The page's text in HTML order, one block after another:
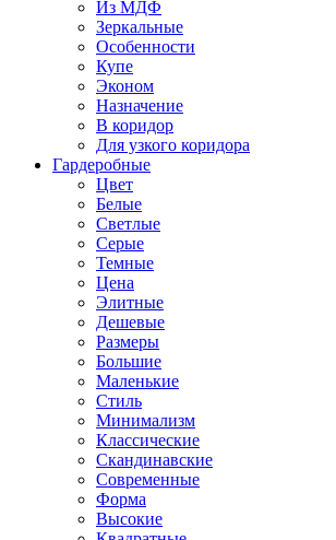
Из МДФ
Зеркальные
Особенности
Купе
Эконом
Назначение
В коридор
Для узкого коридора
Гардеробные
Цвет
Белые
Светлые
Серые
Темные
Цена
Элитные
Дешевые
Размеры
Большие
Маленькие
Стиль
Минимализм
Классические
Скандинавские
Современные
Форма
Высокие